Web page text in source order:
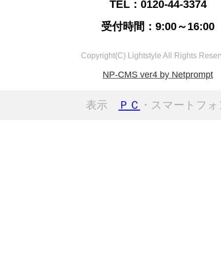
TEL：0120-44-3374
受付時間：9:00～16:00
Copyright(C) Lightstyle All Rights
NP-CMS ver4 by Netprompt
表示 ＰＣ ・スマートフ